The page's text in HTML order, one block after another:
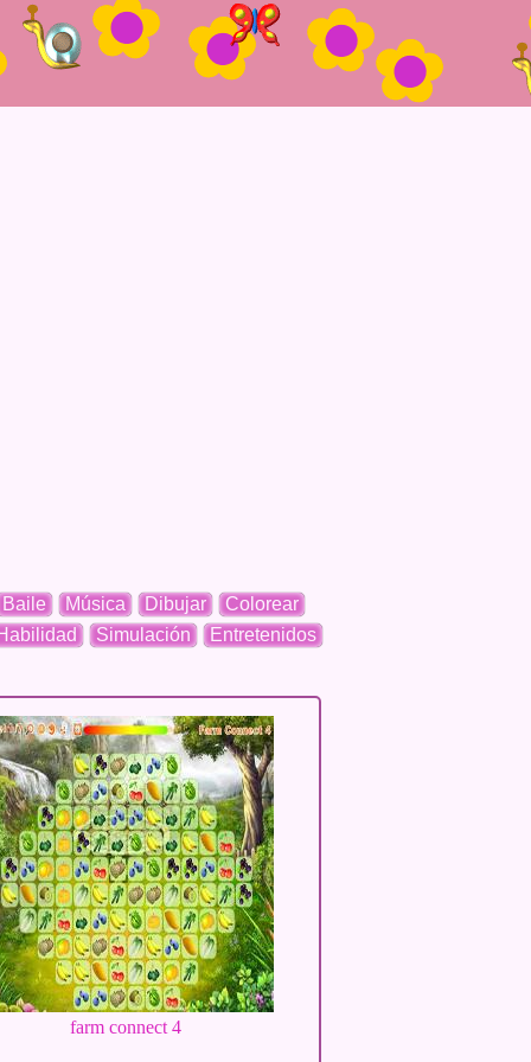
Baile Música Dibujar
Colorear
Simulación
Entretenidos
farm connect 4